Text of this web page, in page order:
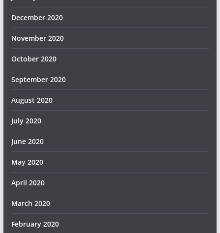
December 2020
November 2020
October 2020
September 2020
August 2020
July 2020
June 2020
May 2020
April 2020
March 2020
February 2020